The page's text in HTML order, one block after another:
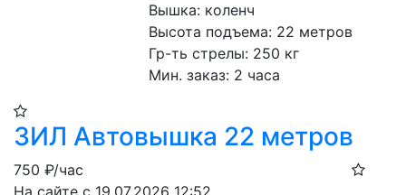
Вышка: коленч
Высота подъема: 22 метров
Гр-ть стрелы: 250 кг
Мин. заказ: 2 часа
ЗИЛ Автовышка 22 метров
750 ₽/час
На сайте с 19.07.2026 12:52